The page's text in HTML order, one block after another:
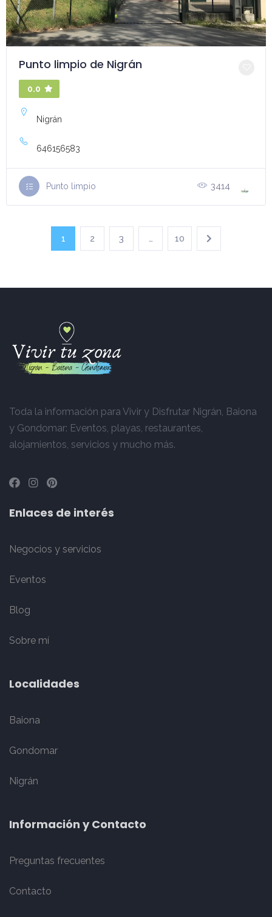
Punto limpio de Nigrán
0.0
Nigrán
646156583
Punto limpio 3414
1 2 3 … 10
Toda la información para Vivir y Disfrutar Nigrán, Baiona
y Gondomar: Eventos, playas, restaurantes,
alojamientos, servicios y mucho más.
Enlaces de interés
Negocios y servicios
Eventos
Blog
Sobre mí
Localidades
Baiona
Gondomar
Nigrán
Información y Contacto
Preguntas frecuentes
Contacto